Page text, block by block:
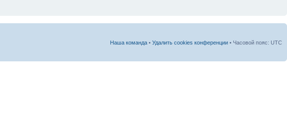
Наша команда • Удалить cookies конференции • Часовой пояс: UTC